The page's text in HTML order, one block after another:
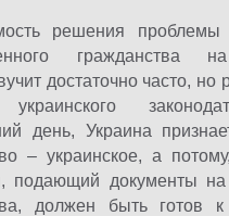
решения проблемы
гражданства
достаточно часто, но
день, Украина
– украинское, а
подающий документы на
должен быть готов